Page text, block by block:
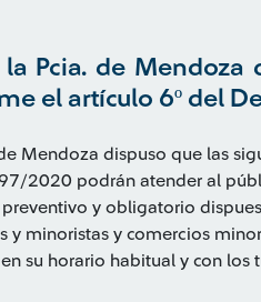
Pcia. de
el artículo 6º del
Mendoza dispuso que las
2020 podrán atender al
y obligatorio
y minoristas y comercios
su horario habitual y con